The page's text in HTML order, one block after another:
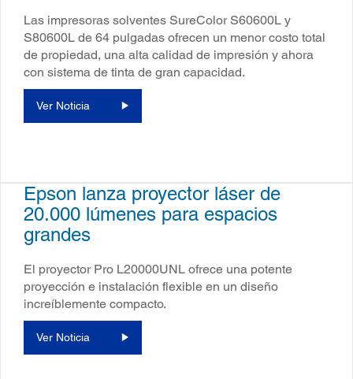
Las impresoras solventes SureColor S60600L y
S80600L de 64 pulgadas ofrecen un menor costo total
de propiedad, una alta calidad de impresión y ahora
con sistema de tinta de gran capacidad.
Ver Noticia
Epson lanza proyector láser de
20.000 lúmenes para espacios
grandes
El proyector Pro L20000UNL ofrece una potente
proyección e instalación flexible en un diseño
increíblemente compacto.
Ver Noticia